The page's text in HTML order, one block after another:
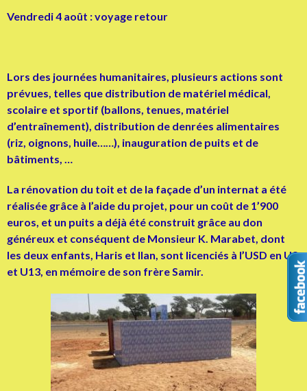
Vendredi 4 août : voyage retour
Lors des journées humanitaires, plusieurs actions sont
prévues, telles que distribution de matériel médical,
scolaire et sportif (ballons, tenues, matériel
d’entraînement), distribution de denrées alimentaires
(riz, oignons, huile……), inauguration de puits et de
bâtiments, …
La rénovation du toit et de la façade d’un internat a été
réalisée grâce à l’aide du projet, pour un coût de 1’900
euros, et un puits a déjà été construit grâce au don
généreux et conséquent de Monsieur K. Marabet, dont
les deux enfants, Haris et Ilan, sont licenciés à l’USD en U8
et U13, en mémoire de son frère Samir.